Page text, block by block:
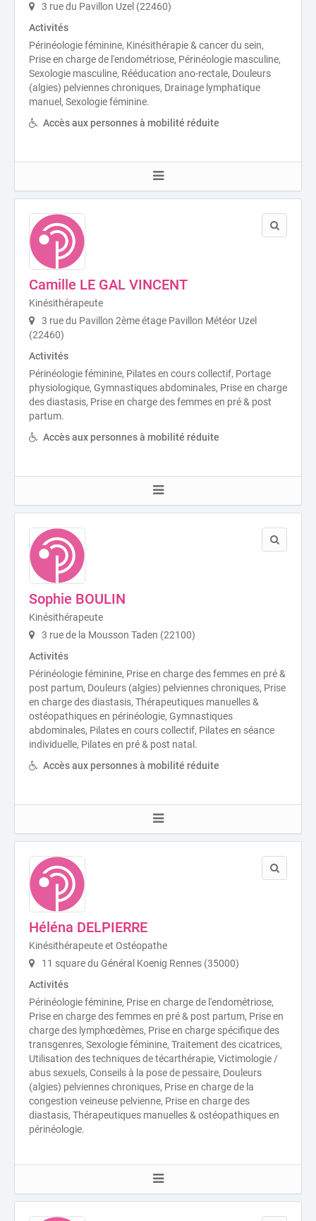
3 rue du Pavillon Uzel (22460)
Activités
Périnéologie féminine, Kinésithérapie & cancer du sein,
Prise en charge de l'endométriose, Périnéologie masculine,
Sexologie masculine, Rééducation ano-rectale, Douleurs
(algies) pelviennes chroniques, Drainage lymphatique
manuel, Sexologie féminine.
Accès aux personnes à mobilité réduite
Camille LE GAL VINCENT
Kinésithérapeute
3 rue du Pavillon 2ème étage Pavillon Météor Uzel
(22460)
Activités
Périnéologie féminine, Pilates en cours collectif, Portage
physiologique, Gymnastiques abdominales, Prise en charge
des diastasis, Prise en charge des femmes en pré & post
partum.
Accès aux personnes à mobilité réduite
Sophie BOULIN
Kinésithérapeute
3 rue de la Mousson Taden (22100)
Activités
Périnéologie féminine, Prise en charge des femmes en pré &
post partum, Douleurs (algies) pelviennes chroniques, Prise
en charge des diastasis, Thérapeutiques manuelles &
ostéopathiques en périnéologie, Gymnastiques
abdominales, Pilates en cours collectif, Pilates en séance
individuelle, Pilates en pré & post natal.
Accès aux personnes à mobilité réduite
Héléna DELPIERRE
Kinésithérapeute et Ostéopathe
11 square du Général Koenig Rennes (35000)
Activités
Périnéologie féminine, Prise en charge de l'endométriose,
Prise en charge des femmes en pré & post partum, Prise en
charge des lymphœdèmes, Prise en charge spécifique des
transgenres, Sexologie féminine, Traitement des cicatrices,
Utilisation des techniques de técarthérapie, Victimologie /
abus sexuels, Conseils à la pose de pessaire, Douleurs
(algies) pelviennes chroniques, Prise en charge de la
congestion veineuse pelvienne, Prise en charge des
diastasis, Thérapeutiques manuelles & ostéopathiques en
périnéologie.